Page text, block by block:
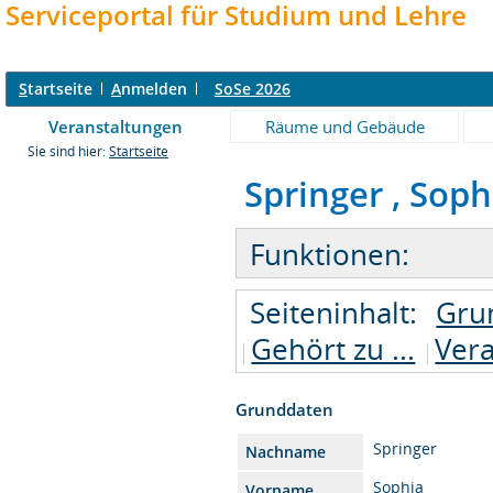
Serviceportal für Studium und Lehre
Startseite Anmelden SoSe 2026
Veranstaltungen Räume und Gebäude
Sie sind hier: Startseite
Springer ,
Funktionen:
Seiteninhalt:
Gehört zu ...
Grunddaten
Nachname
Springer
Sophia